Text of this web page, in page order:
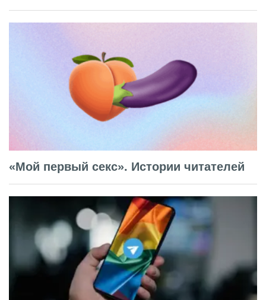
«Мой первый секс». Истории читателей